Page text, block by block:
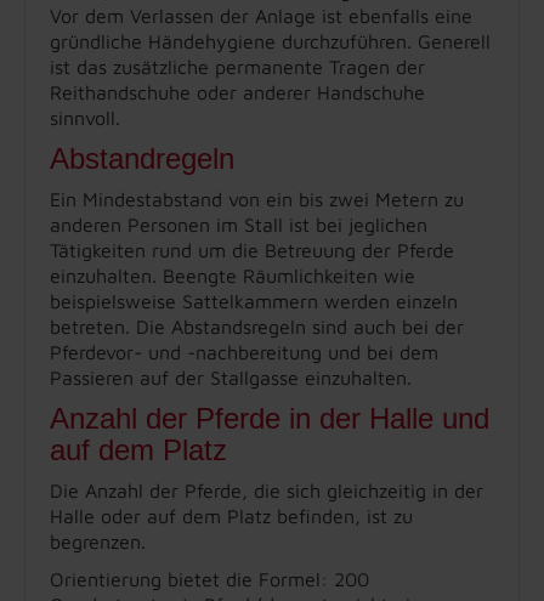
Vor dem Verlassen der Anlage ist ebenfalls eine
gründliche Händehygiene durchzuführen. Generell
ist das zusätzliche permanente Tragen der
Reithandschuhe oder anderer Handschuhe
sinnvoll.
Abstandregeln
Ein Mindestabstand von ein bis zwei Metern zu
anderen Personen im Stall ist bei jeglichen
Tätigkeiten rund um die Betreuung der Pferde
einzuhalten. Beengte Räumlichkeiten wie
beispielsweise Sattelkammern werden einzeln
betreten. Die Abstandsregeln sind auch bei der
Pferdevor- und -nachbereitung und bei dem
Passieren auf der Stallgasse einzuhalten.
Anzahl der Pferde in der Halle und
auf dem Platz
Die Anzahl der Pferde, die sich gleichzeitig in der
Halle oder auf dem Platz befinden, ist zu
begrenzen.
Orientierung bietet die Formel: 200